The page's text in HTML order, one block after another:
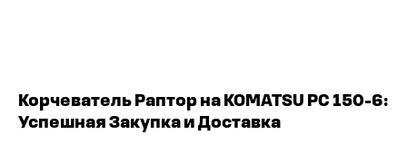
Корчеватель Раптор на KOMATSU PC 150-6:
Успешная Закупка и Доставка